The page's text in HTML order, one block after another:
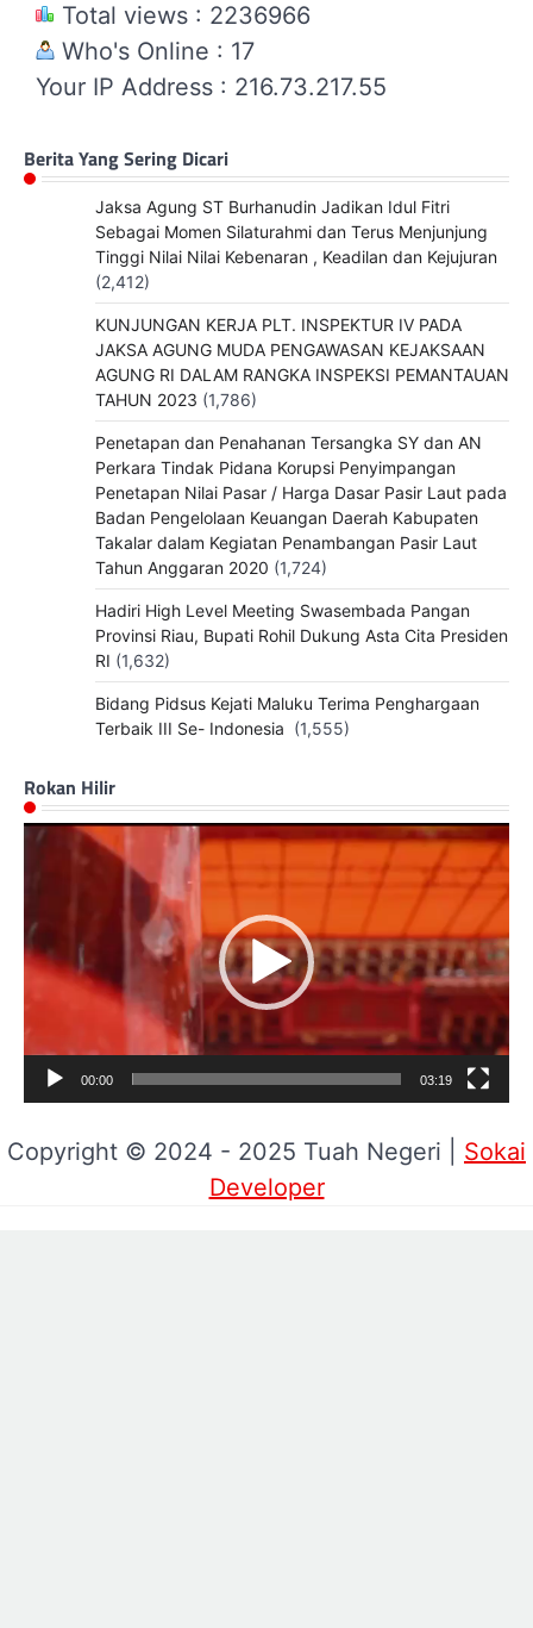
Total views : 2236966
Who's Online : 17
Your IP Address : 216.73.217.55
Berita Yang Sering Dicari
Jaksa Agung ST Burhanudin Jadikan Idul Fitri
Sebagai Momen Silaturahmi dan Terus Menjunjung
Tinggi Nilai Nilai Kebenaran , Keadilan dan Kejujuran
(2,412)
KUNJUNGAN KERJA PLT. INSPEKTUR IV PADA
JAKSA AGUNG MUDA PENGAWASAN KEJAKSAAN
AGUNG RI DALAM RANGKA INSPEKSI PEMANTAUAN
TAHUN 2023 (1,786)
Penetapan dan Penahanan Tersangka SY dan AN
Perkara Tindak Pidana Korupsi Penyimpangan
Penetapan Nilai Pasar / Harga Dasar Pasir Laut pada
Badan Pengelolaan Keuangan Daerah Kabupaten
Takalar dalam Kegiatan Penambangan Pasir Laut
Tahun Anggaran 2020 (1,724)
Hadiri High Level Meeting Swasembada Pangan
Provinsi Riau, Bupati Rohil Dukung Asta Cita Presiden
RI (1,632)
Bidang Pidsus Kejati Maluku Terima Penghargaan
Terbaik III Se- Indonesia (1,555)
Rokan Hilir
Pemutar
00:00 03:19
Copyright © 2024 - 2025 Tuah Negeri | Sokai
Developer